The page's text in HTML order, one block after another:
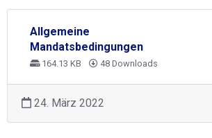
Allgemeine
Mandatsbedingungen
164.13 KB 48 Downloads
24. März 2022